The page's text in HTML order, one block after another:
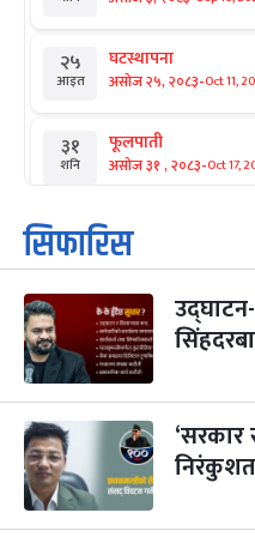
२५
आइत
घटस्थापना
असोज २५, २०८३-Oct 11,
३१
शनि
फूलपाती
असोज ३१ , २०८३-Oct 17,
१
आइत
कार्तिक सङ्क्रान्ति
कार्तिक १, २०८३
महानवमी
कार्तिक ३, २०८३-Oct 20,
४
कार्तिक ४, २०८३
५
बिहि
पापा‌ङ्कुशा एकादशी व्रत
कार्तिक ५, २०८३
सिफारिस
‘सरकार